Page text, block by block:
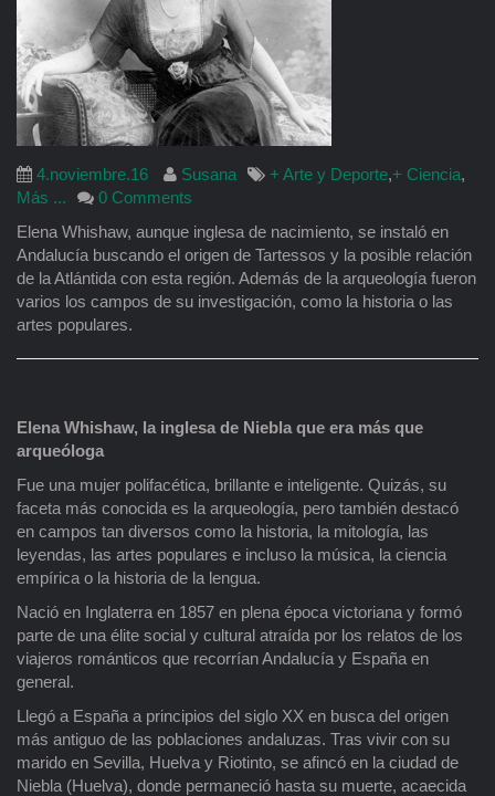
4.noviembre.16 Susana + Arte y Deporte,+ Ciencia,
Más ...
0 Comments
Elena Whishaw, aunque inglesa de nacimiento, se instaló en
Andalucía buscando el origen de Tartessos y la posible relación
de la Atlántida con esta región. Además de la arqueología fueron
varios los campos de su investigación, como la historia o las
artes populares.
Elena Whishaw, la inglesa de Niebla que era más que
arqueóloga
Fue una mujer polifacética, brillante e inteligente. Quizás, su
faceta más conocida es la arqueología, pero también destacó
en campos tan diversos como la historia, la mitología, las
leyendas, las artes populares e incluso la música, la ciencia
empírica o la historia de la lengua.
Nació en Inglaterra en 1857 en plena época victoriana y formó
parte de una élite social y cultural atraída por los relatos de los
viajeros románticos que recorrían Andalucía y España en
general.
Llegó a España a principios del siglo XX en busca del origen
más antiguo de las poblaciones andaluzas. Tras vivir con su
marido en Sevilla, Huelva y Riotinto, se afincó en la ciudad de
Niebla (Huelva), donde permaneció hasta su muerte, acaecida